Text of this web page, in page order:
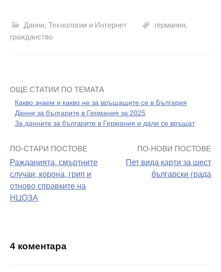
Данни, Технологии и Интернет германия,
гражданство
ОЩЕ СТАТИИ ПО ТЕМАТА
Какво знаем и какво не за връщащите се в България
Данни за българите в Германия за 2025
За данните за българите в Германия и дали се връщат
Навигация
на
поста
ПО-СТАРИ ПОСТОВЕ
Ражданията, смъртните
случаи, корона, грип и
отново справките на
НЦОЗА
ПО-НОВИ ПОСТОВЕ
Пет вида карти за шест
български града
4 коментара